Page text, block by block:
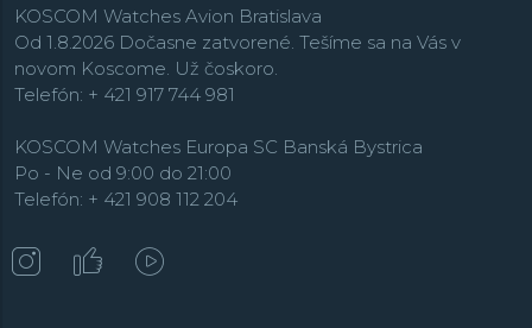
prídu tiež, pretože značná táto časť kolekcie je tvorená
práve elegantnými dámskymi hodinkami, ktoré sú často
vysadené pravými diamantmi alebo majú perleťové
číselníky. Také hodinky sú ďalej zastúpené najmä v
KOSCOM Watches Avion Bratislava
Od 1.8.2026 Dočasne zatvorené. Tešíme sa na Vás v
novom Koscome. Už čoskoro.
Telefón: + 421 917 744 981
KOSCOM Watches Europa SC Banská Bystrica
Po - Ne od 9:00 do 21:00
Telefón: + 421 908 112 204